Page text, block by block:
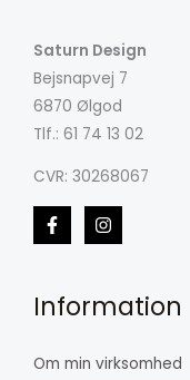
Saturn Design
Bejsnapvej 7
6870 Ølgod
Tlf.: 61 74 13 02
CVR: 30268067
Information
Om min virksomhed